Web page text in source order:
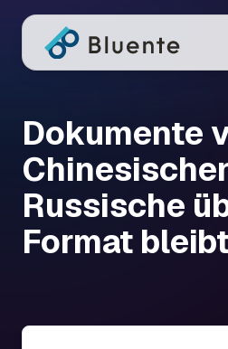
Dokumente
Russische
Format